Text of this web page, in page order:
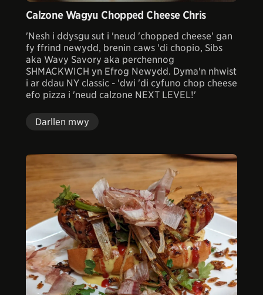
Calzone Wagyu Chopped Cheese Chris
'Nesh i ddysgu sut i 'neud 'chopped cheese' gan
fy ffrind newydd, brenin caws 'di chopio, Sibs
aka Wavy Savory aka perchennog
SHMACKWICH yn Efrog Newydd. Dyma'n nhwist
i ar ddau NY classic - 'dwi 'di cyfuno chop cheese
efo pizza i 'neud calzone NEXT LEVEL!'
Darllen mwy